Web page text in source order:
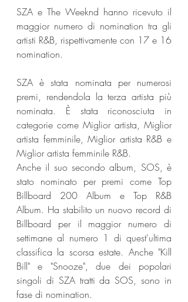
SZA e The Weeknd hanno ricevuto il
maggior numero di nomination tra gli
artisti R&B, rispettivamente con 17 e 16
nomination.
SZA è stata nominata per numerosi
premi, rendendola la terza artista più
nominata. È stata riconosciuta in
categorie come Miglior artista, Miglior
artista femminile, Miglior artista R&B e
Miglior artista femminile R&B.
Anche il suo secondo album, SOS, è
stato nominato per premi come Top
Billboard 200 Album e Top R&B
Album. Ha stabilito un nuovo record di
Billboard per il maggior numero di
settimane al numero 1 di quest'ultima
classifica la scorsa estate. Anche "Kill
Bill" e "Snooze", due dei popolari
singoli di SZA tratti da SOS, sono in
fase di nomination.